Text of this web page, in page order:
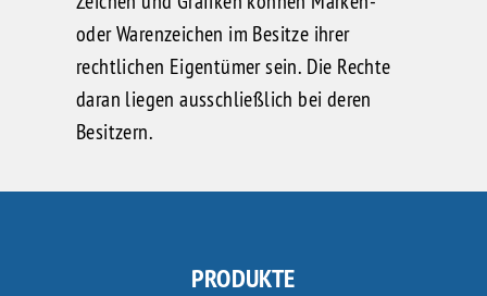
oder Warenzeichen im Besitze ihrer
rechtlichen Eigentümer sein. Die Rechte
daran liegen ausschließlich bei deren
Besitzern.
PRODUKTE